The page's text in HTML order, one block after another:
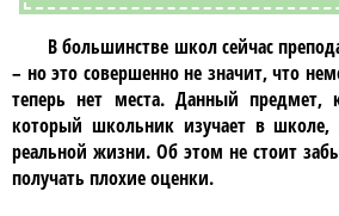
В большинстве школ сейчас
– но это совершенно не значит, что
теперь нет места. Данный предмет,
который школьник изучает в школе,
реальной жизни. Об этом не стоит
получать плохие оценки.